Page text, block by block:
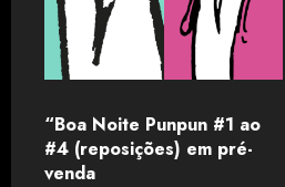
“Boa Noite Punpun #1 ao
#4 (reposições) em pré-
venda